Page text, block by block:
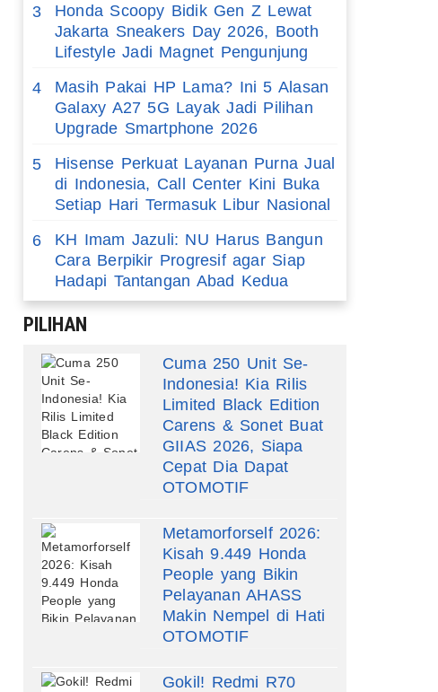
3
Honda Scoopy Bidik Gen Z Lewat
Jakarta Sneakers Day 2026, Booth
Lifestyle Jadi Magnet Pengunjung
4
Masih Pakai HP Lama? Ini 5 Alasan
Galaxy A27 5G Layak Jadi Pilihan
Upgrade Smartphone 2026
5
Hisense Perkuat Layanan Purna Jual
di Indonesia, Call Center Kini Buka
Setiap Hari Termasuk Libur Nasional
6
KH Imam Jazuli: NU Harus Bangun
Cara Berpikir Progresif agar Siap
Hadapi Tantangan Abad Kedua
PILIHAN
Cuma 250 Unit Se-
Indonesia! Kia Rilis
Limited Black Edition
Carens & Sonet Buat
GIIAS 2026, Siapa
Cepat Dia Dapat
OTOMOTIF
Metamorforself 2026:
Kisah 9.449 Honda
People yang Bikin
Pelayanan AHASS
Makin Nempel di Hati
OTOMOTIF
Gokil! Redmi R70